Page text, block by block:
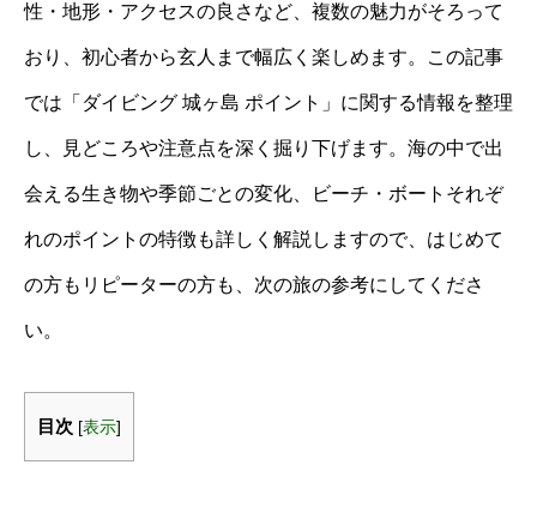
性・地形・アクセスの良さなど、複数の魅力がそろって
おり、初心者から玄人まで幅広く楽しめます。この記事
では「ダイビング 城ヶ島 ポイント」に関する情報を整理
し、見どころや注意点を深く掘り下げます。海の中で出
会える生き物や季節ごとの変化、ビーチ・ボートそれぞ
れのポイントの特徴も詳しく解説しますので、はじめて
の方もリピーターの方も、次の旅の参考にしてくださ
い。
目次 [表示]